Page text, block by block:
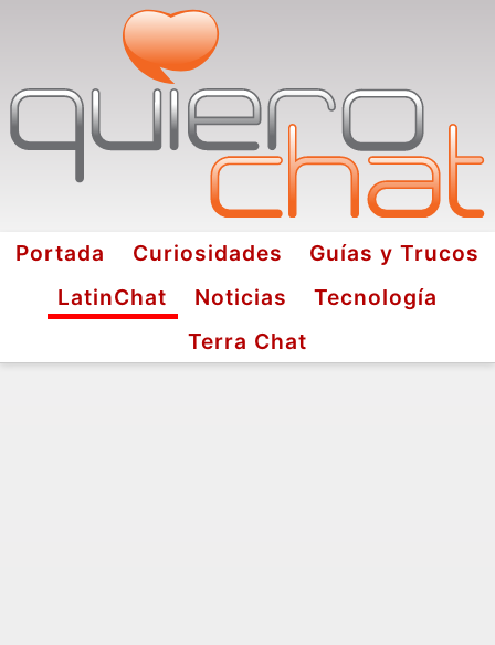
Portada Curiosidades
Guías y Trucos
LatinChat
Noticias
Tecnología
Terra Chat